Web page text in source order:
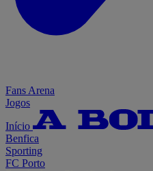
Fans Arena
Jogos
Início
Benfica
Sporting
FC Porto